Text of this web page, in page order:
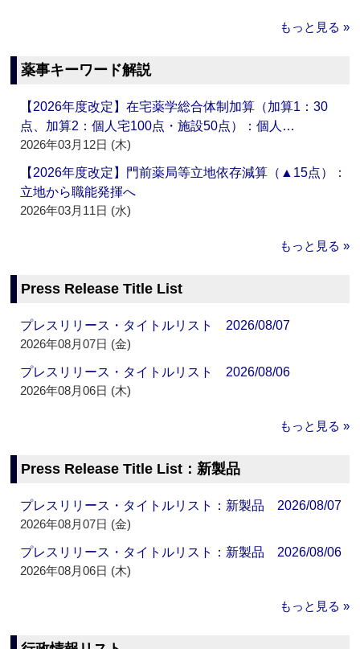
もっと見る »
薬事キーワード解説
【2026年度改定】在宅薬学総合体制加算（加算1：30
点、加算2：個人宅100点・施設50点）：個人…
2026年03月12日 (木)
【2026年度改定】門前薬局等立地依存減算（▲15点）：
立地から職能発揮へ
2026年03月11日 (水)
もっと見る »
Press Release Title List
プレスリリース・タイトルリスト 2026/08/07
2026年08月07日 (金)
プレスリリース・タイトルリスト 2026/08/06
2026年08月06日 (木)
もっと見る »
Press Release Title List：新製品
プレスリリース・タイトルリスト：新製品 2026/08/07
2026年08月07日 (金)
プレスリリース・タイトルリスト：新製品 2026/08/06
2026年08月06日 (木)
もっと見る »